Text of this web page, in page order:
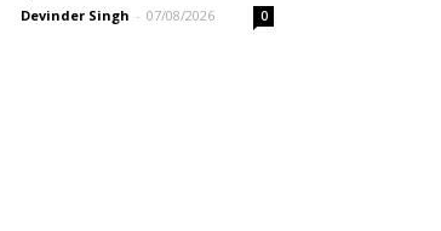
Devinder Singh - 07/08/2026 0